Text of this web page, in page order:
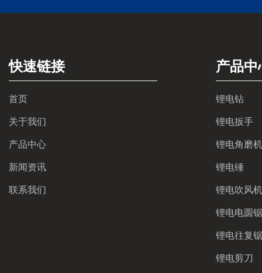
快速链接
首页
关于我们
产品中心
新闻资讯
联系我们
产品中
锂电钻
锂电扳手
锂电角磨机
锂电锤
锂电吹风机
锂电电圆锯
锂电往复锯
锂电剪刀